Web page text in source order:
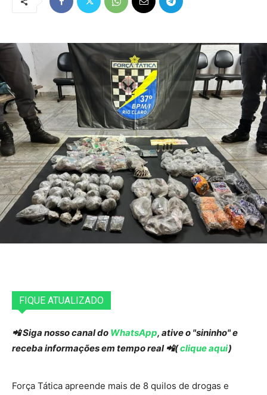
FIQUE ATUALIZADO
📲 Siga nosso canal do WhatsApp, ative o "sininho" e
receba informações em tempo real 📲(clique aqui)
Força Tática apreende mais de 8 quilos de drogas e